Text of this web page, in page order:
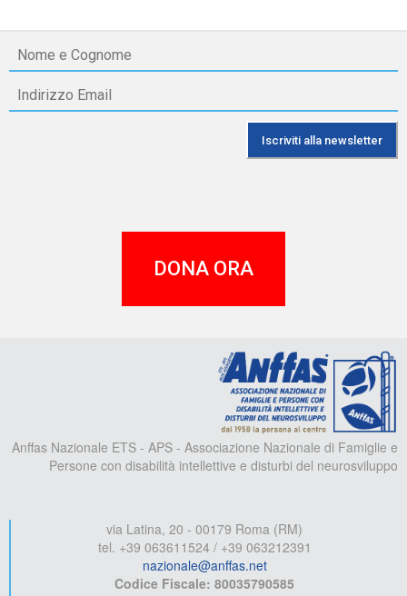
DONA ORA
Anffas Nazionale ETS - APS - Associazione Nazionale di Famiglie e
Persone con disabilità intellettive e disturbi del neurosviluppo
via Latina, 20 - 00179 Roma (RM)
tel. +39 063611524 / +39 063212391
nazionale@anffas.net
Codice Fiscale: 80035790585